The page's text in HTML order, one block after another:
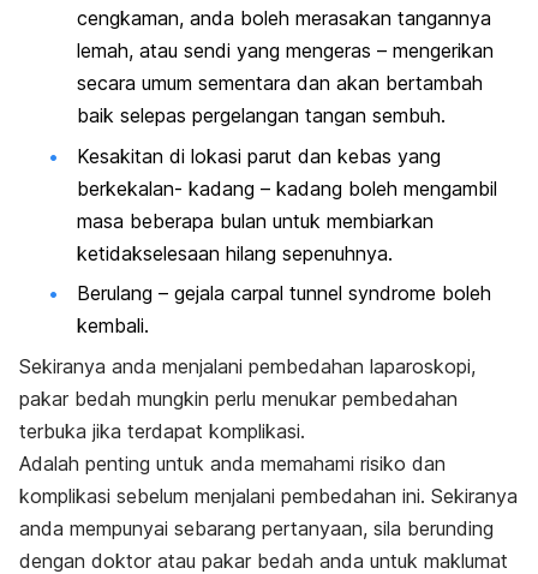
cengkaman, anda boleh merasakan tangannya
lemah, atau sendi yang mengeras – mengerikan
secara umum sementara dan akan bertambah
baik selepas pergelangan tangan sembuh.
Kesakitan di lokasi parut dan kebas yang
berkekalan- kadang – kadang boleh mengambil
masa beberapa bulan untuk membiarkan
ketidakselesaan hilang sepenuhnya.
Berulang – gejala carpal tunnel syndrome boleh
kembali.
Sekiranya anda menjalani pembedahan laparoskopi,
pakar bedah mungkin perlu menukar pembedahan
terbuka jika terdapat komplikasi.
Adalah penting untuk anda memahami risiko dan
komplikasi sebelum menjalani pembedahan ini. Sekiranya
anda mempunyai sebarang pertanyaan, sila berunding
dengan doktor atau pakar bedah anda untuk maklumat